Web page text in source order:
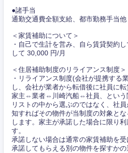
●諸手当
通勤交通費全額支給、都市勤務手当他
＜家賃補助について＞
・自己で生計を営み、自ら賃貸契約
して 30,000 円/月
＜住居補助制度のリライアンス制度＞
・リライアンス制度(会社が提携する
し、会社が業者から転借後に社員に
家主⇔業者⇔川崎汽船⇔社員、という
リストの中から選ぶのではなく、社
知すればその物件が当制度の対象と
します。家主が承諾した場合に限り
す。
承諾しない場合は通常の家賃補助を受
承諾してもらえる別の物件を探すかの